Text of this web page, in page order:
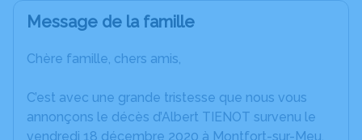
Message de la famille
Chère famille, chers amis,
C’est avec une grande tristesse que nous vous
annonçons le décès d’Albert TIENOT survenu le
vendredi 18 décembre 2020 à Montfort-sur-Meu.